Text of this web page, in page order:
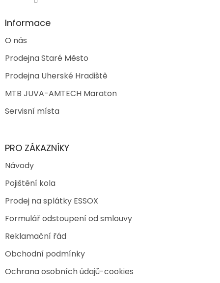
Informace
O nás
Prodejna Staré Město
Prodejna Uherské Hradiště
MTB JUVA-AMTECH Maraton
Servisní místa
PRO ZÁKAZNÍKY
Návody
Pojištění kola
Prodej na splátky ESSOX
Formulář odstoupení od smlouvy
Reklamační řád
Obchodní podmínky
Ochrana osobních údajů-cookies